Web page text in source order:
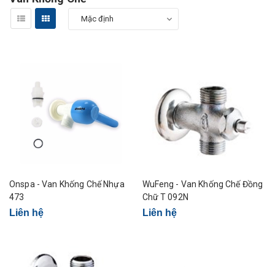
Mặc định
Onspa - Van Khống Chế Nhựa
473
Liên hệ
WuFeng - Van Khống Chế Đồng
Chữ T 092N
Liên hệ